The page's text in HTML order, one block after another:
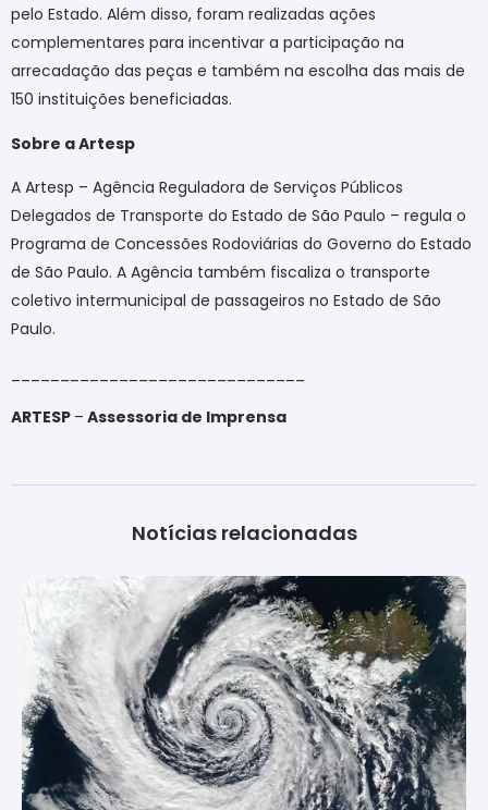
pelo Estado. Além disso, foram realizadas ações
complementares para incentivar a participação na
arrecadação das peças e também na escolha das mais de
150 instituições beneficiadas.
Sobre a Artesp
A Artesp – Agência Reguladora de Serviços Públicos
Delegados de Transporte do Estado de São Paulo – regula o
Programa de Concessões Rodoviárias do Governo do Estado
de São Paulo. A Agência também fiscaliza o transporte
coletivo intermunicipal de passageiros no Estado de São
Paulo.
ARTESP – Assessoria de Imprensa
Notícias relacionadas